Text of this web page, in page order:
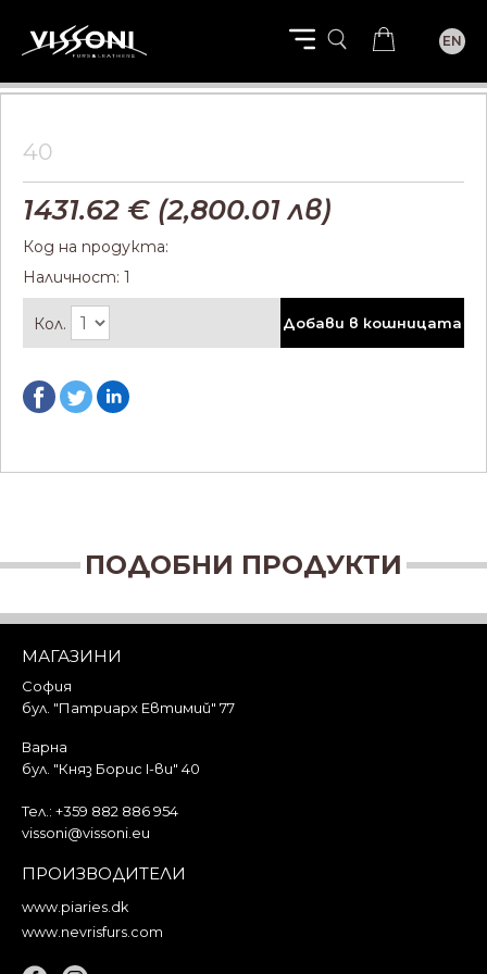
EN
40
1431.62 € (2,800.01 лв)
Код на продукта:
Наличност: 1
Кол. Добави в кошницата
ПОДОБНИ ПРОДУКТИ
МАГАЗИНИ
София
бул. "Патриарх Евтимий" 77
Варна
бул. "Княз Борис I-ви" 40
Тел.: +359 882 886 954
vissoni@vissoni.eu
ПРОИЗВОДИТЕЛИ
www.piaries.dk
www.nevrisfurs.com